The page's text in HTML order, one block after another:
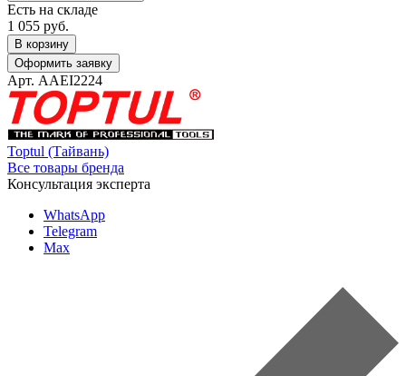
Есть на складе
1 055 руб.
В корзину
Оформить заявку
Арт. AAEI2224
Toptul (Тайвань)
Все товары бренда
Консультация эксперта
WhatsApp
Telegram
Max